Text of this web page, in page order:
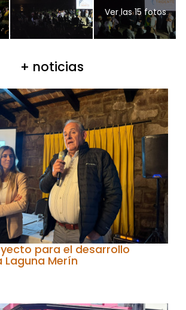
Ver las 15 fotos
+ noticias
para el desarrollo
Merín